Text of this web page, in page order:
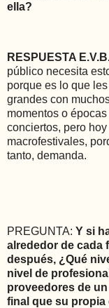
ella?
RESPUESTA
público necesita
porque es lo que
grandes con
momentos o
conciertos, pero
macrofestivales,
tanto, demanda.
PREGUNTA: Y si
alrededor de cada
después, ¿Qué
nivel de
proveedores de
final que su propia